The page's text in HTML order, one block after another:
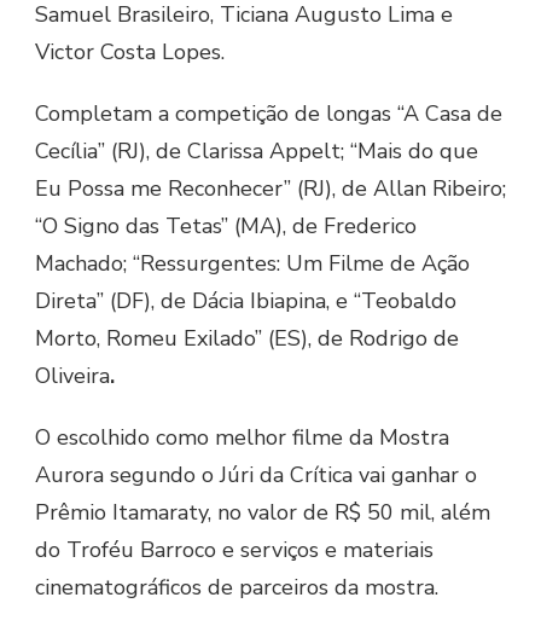
Samuel Brasileiro, Ticiana Augusto Lima e
Victor Costa Lopes.
Completam a competição de longas “A Casa de
Cecília” (RJ), de Clarissa Appelt; “Mais do que
Eu Possa me Reconhecer” (RJ), de Allan Ribeiro;
“O Signo das Tetas” (MA), de Frederico
Machado; “Ressurgentes: Um Filme de Ação
Direta” (DF), de Dácia Ibiapina, e “Teobaldo
Morto, Romeu Exilado” (ES), de Rodrigo de
Oliveira.
O escolhido como melhor filme da Mostra
Aurora segundo o Júri da Crítica vai ganhar o
Prêmio Itamaraty, no valor de R$ 50 mil, além
do Troféu Barroco e serviços e materiais
cinematográficos de parceiros da mostra.